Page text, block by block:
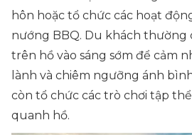
hôn hoặc tổ chức các hoạt
nướng BBQ. Du khách
trên hồ vào sáng sớm để cảm
lành và chiêm ngưỡng ánh
còn tổ chức các trò chơi tập
quanh hồ.